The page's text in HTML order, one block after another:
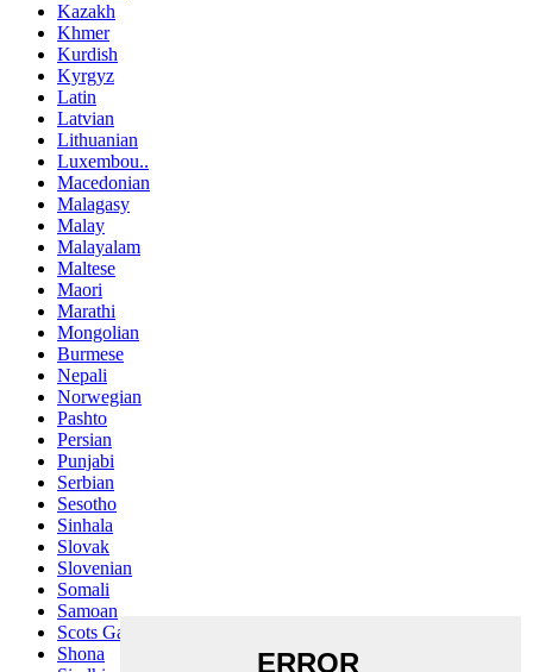
Kazakh
Khmer
Kurdish
Kyrgyz
Latin
Latvian
Lithuanian
Luxembou..
Macedonian
Malagasy
Malay
Malayalam
Maltese
Maori
Marathi
Mongolian
Burmese
Nepali
Norwegian
Pashto
Persian
Punjabi
Serbian
Sesotho
Sinhala
Slovak
Slovenian
Somali
Samoan
Scots Gaelic
Shona